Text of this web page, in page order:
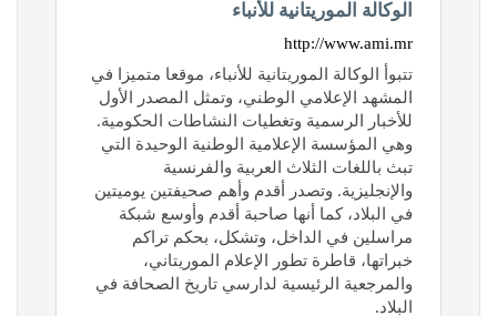
الوكالة الموريتانية للأنباء
http://www.ami.mr
تتبوأ الوكالة الموريتانية للأنباء، موقعا متميزا في
المشهد الإعلامي الوطني، وتمثل المصدر الأول
للأخبار الرسمية وتغطيات النشاطات الحكومية.
وهي المؤسسة الإعلامية الوطنية الوحيدة التي
تبث باللغات الثلاث العربية والفرنسية
والإنجليزية. وتصدر أقدم وأهم صحيفتين يوميتين
في البلاد، كما أنها صاحبة أقدم وأوسع شبكة
مراسلين في الداخل، وتشكل، بحكم تراكم
خبراتها، قاطرة تطور الإعلام الموريتاني،
والمرجعية الرئيسية لدارسي تاريخ الصحافة في
البلاد.